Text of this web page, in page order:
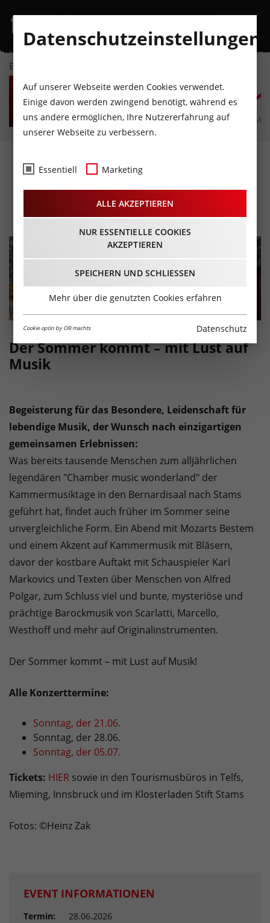
EVENTKALENDER
DO
6
AUGUST
FR
7
AUGUST
SA
8
AUGUST
SO
9
AUGUST
MO
10
AUGUST
Obertöne Sommermusik
2026
28.06.2026 - Beginn 18:00 Uhr
Der Sommer kommt – mit Lust auf
Musik
Begeisterung für das Besondere, Leidenschaft für
lebendige Musik, der Wunsch nach einzigartigen
gemeinsamen Erlebnissen:
Was bereits tausende Menschen zum alljährlichen
legendären "Chamber music wonderland" der
Kammermusiktage in den Bernardisaal nach Stams
geführt hat, findet auch früher im Sommer seine
unvergleichliche Form. Ein Abend mit Mozarts Bestem
und einem Akzent auf Kammermusik mit Bläsern,
davor der kostbare Auftakt mit Schauspieler Karl
Markovics und Texten über Menschen von Alfred
Polgar, zum Schluss viel und bunte, mysteriöse und
prächtige Barockmusik von Scarlatti, Marcello,
Westhoff und mehr auf Originalinstrumenten.
Der Sommer kommt – mit Lust auf Musik!
Alle Konzerttermine:
Sonntag, der 21.06.
Sonntag, der 28.06.
Sonntag, der 05.07.
Tickets: HIER sowie in den Tourismusbüros in Telfs,
Mieming, Innsbruck und im Klosterladen Stift Stams
Fotos: ©Heinz Zak
EVENT INFORMATIONEN
Termin:
28.06.2026
Datenschutzeinstellungen
Auf unserer Webseite werden Cookies verwendet.
Einige davon werden zwingend benötigt, während es
uns andere ermöglichen, Ihre Nutzererfahrung auf
unserer Webseite zu verbessern.
Essentiell Marketing
ALLE AKZEPTIEREN
NUR ESSENTIELLE COOKIES
AKZEPTIEREN
SPEICHERN UND SCHLIESSEN
Mehr über die genutzten Cookies erfahren
Cookie optin by Olli machts Datenschutz